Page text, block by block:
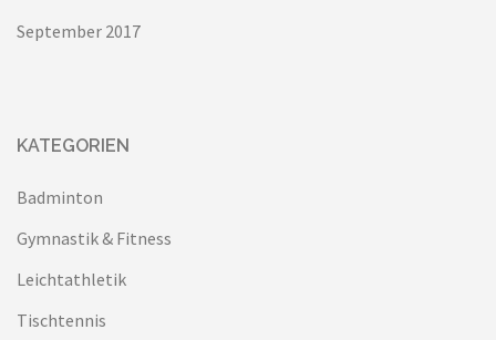
September 2017
KATEGORIEN
Badminton
Gymnastik & Fitness
Leichtathletik
Tischtennis